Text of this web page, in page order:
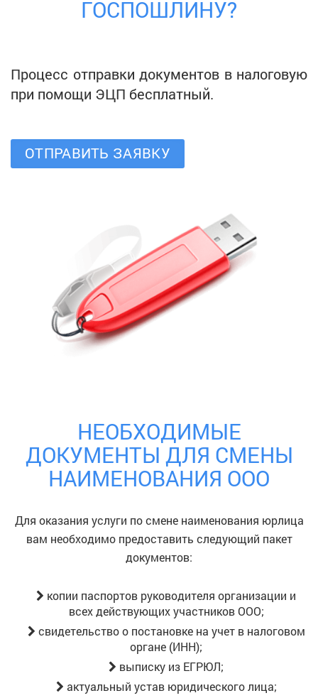
ГОСПОШЛИНУ?
Процесс отправки документов в налоговую
при помощи ЭЦП бесплатный.
ОТПРАВИТЬ ЗАЯВКУ
НЕОБХОДИМЫЕ
ДОКУМЕНТЫ ДЛЯ СМЕНЫ
НАИМЕНОВАНИЯ ООО
Для оказания услуги по смене наименования юрлица
вам необходимо предоставить следующий пакет
документов:
копии паспортов руководителя организации и
всех действующих участников ООО;
свидетельство о постановке на учет в налоговом
органе (ИНН);
выписку из ЕГРЮЛ;
актуальный устав юридического лица;